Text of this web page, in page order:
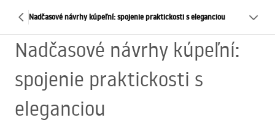
Nadčasové návrhy kúpeľní: spojenie praktickosti s eleganciou
Nadčasové návrhy kúpeľní:
spojenie praktickosti s
eleganciou